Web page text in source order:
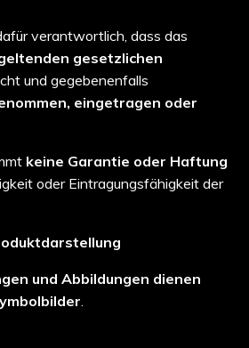
verantwortlich, dass das
gesetzlichen
und gegebenenfalls
eingetragen oder
keine Garantie oder Haftung
oder Eintragungsfähigkeit der
und Abbildungen dienen
.